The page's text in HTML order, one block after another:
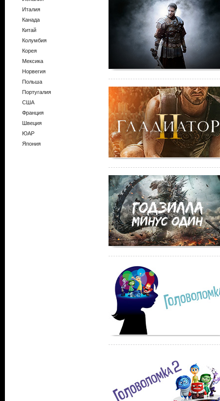
Италия
Канада
Китай
Колумбия
Корея
Мексика
Норвегия
Польша
Португалия
США
Франция
Швеция
ЮАР
Япония